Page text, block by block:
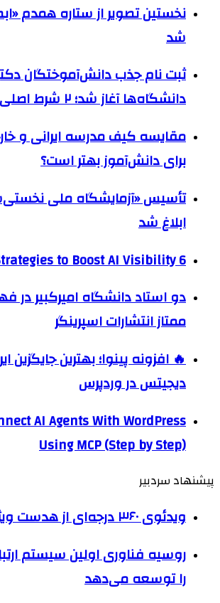
نخستین تصویر از ستاره همدم
شد
ثبت نام جذب دانش‌آموختگان
دانشگاه‌ها آغاز شد؛ ۲ شرط اصلی جذب
مقایسه کیف مدرسه ایرانی و
برای دانش‌آموز بهتر است؟
تأسیس «آزمایشگاه ملی
ابلاغ شد
6 Digital PR Strategies to Boost AI Visibility
دو استاد دانشگاه امیرکبیر در
ممتاز انتشارات اسپرینگر
🔥 افزونه پینوا؛ بهترین جایگزین
دیجیتس در وردپرس
AI Agents With WordPress
Using MCP (Step by Step)
پیشنهاد سردبیر
ویدئوی ۳۶۰ درجه‌ای از هدست ویژن پروی اپل
روسیه فناوری اولین سیستم
را توسعه می‌دهد